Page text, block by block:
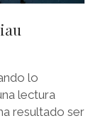
lo
lectura
resultado ser